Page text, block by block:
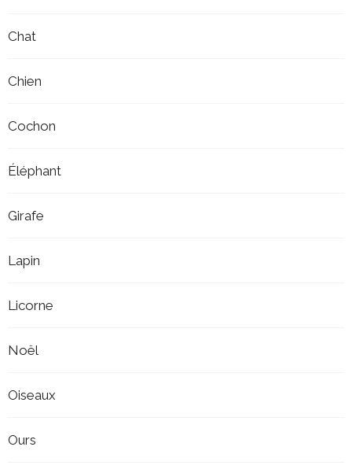
Chat
Chien
Cochon
Éléphant
Girafe
Lapin
Licorne
Noël
Oiseaux
Ours